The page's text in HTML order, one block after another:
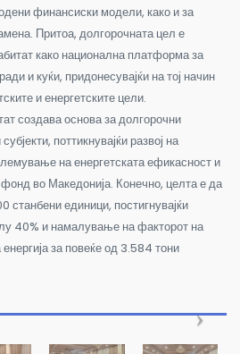
финансиски модели, како и за
Притоа, долгорочната цел е
како национална платформа за
и куќи, придонесувајќи на тој начин
и енергетските цели.
создава основа за долгорочни
поттикнувајќи развој на
на енергетската ефикасност и
во Македонија. Конечно, целта е да
станбени единици, постигнувајќи
40% и намалување на факторот на
за повеќе од 3.584 тони